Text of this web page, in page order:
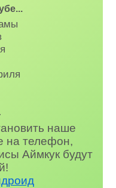
наше
на телефон,
Аймкук будут